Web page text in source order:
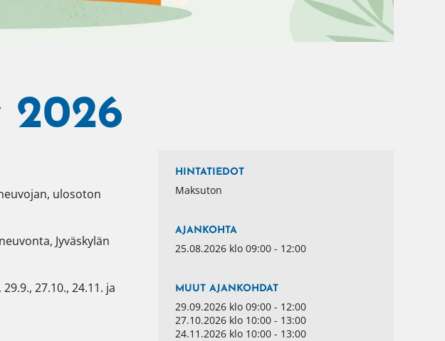
2026
ulosoton
Jyväskylän
27.10., 24.11. ja
HINTATIEDOT
Maksuton
AJANKOHTA
25.08.2026 klo 09:00 - 12:00
MUUT AJANKOHDAT
29.09.2026 klo 09:00 - 12:00
27.10.2026 klo 10:00 - 13:00
24.11.2026 klo 10:00 - 13:00